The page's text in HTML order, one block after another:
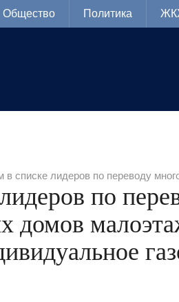
Общество Политика
в списке лидеров по переводу
по
домов